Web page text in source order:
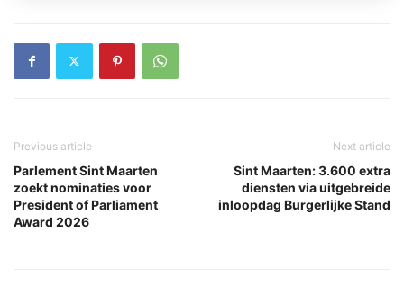
Previous article
Parlement Sint Maarten
zoekt nominaties voor
President of Parliament
Award 2026
Next article
Sint Maarten: 3.600 extra
diensten via uitgebreide
inloopdag Burgerlijke Stand